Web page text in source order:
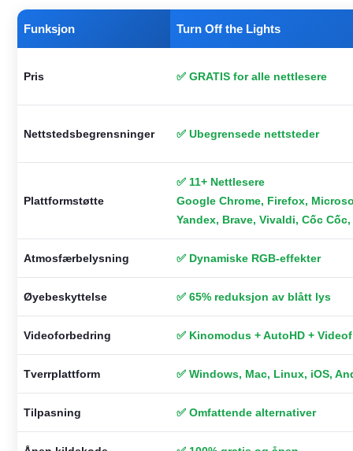
Funksjon Turn Off the Lights
Pris ✅ GRATIS for alle nettlesere
Nettstedsbegrensninger ✅ Ubegrensede nettsteder
Plattformstøtte
✅ 11+ Nettlesere
Google Chrome, Firefox,
Yandex, Brave, Vivaldi, Cốc
Atmosfærbelysning ✅ Dynamiske RGB-effekter
Øyebeskyttelse ✅ 65% reduksjon av blått lys
Videoforbedring ✅ Kinomodus + AutoHD +
Tverrplattform ✅ Windows, Mac, Linux, iOS,
Tilpasning ✅ Omfattende alternativer